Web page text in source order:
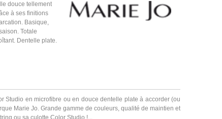
douce tellement
à ses finitions
Basique,
Totale
Dentelle plate.
Studio en microfibre ou en douce dentelle plate à accorder (ou
Marie Jo. Grande gamme de couleurs, qualité de maintien et
ou sa culotte Color Studio !...